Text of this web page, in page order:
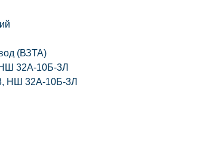
(ВЗТА)
32А-10Б-3Л
НШ 32А-10Б-3Л